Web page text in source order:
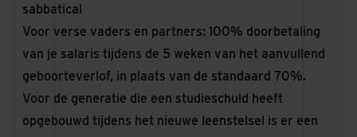
sabbatical
Voor verse vaders en partners: 100% doorbetaling
van je salaris tijdens de 5 weken van het aanvullend
geboorteverlof, in plaats van de standaard 70%.
Voor de generatie die een studieschuld heeft
opgebouwd tijdens het nieuwe leenstelsel is er een